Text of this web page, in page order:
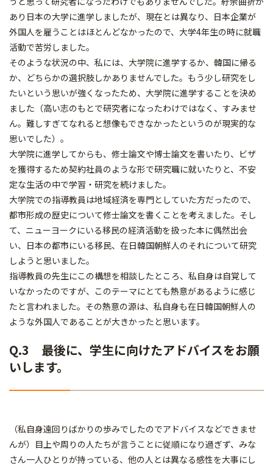
あり日本の大学に進学しましたが、現在とは異なり、日本企業が
外国人を雇うことはほとんどなかったので、大学4年生の時に就職
活動で苦労しました。
そのような状況の中、私には、大学院に進学するか、韓国に帰る
か、どちらかの選択肢しかありませんでした。もう少し研究をし
たいという思いが強くなったため、大学院に進学することを決め
ました（高い志のもとで研究者になったわけではなく、すみませ
ん。難しすぎてなれると想像もできなかったというのが現実的な
思いでした）。
大学院に進学してからも、修士論文や博士論文を書いたり、ビザ
を獲得するため契約社員のような形で研究職に就いたりと、不安
定な生活の中で学習・研究を続けました。
大学院での指導教員は地域経済を専門としていた方だったので、
都市形成の歴史について修士論文を書くことを考えました。そし
て、ニューヨークにいる移民の経済活動を扱った本に偶然出会
い、日本の都市にいる移民、在日韓国朝鮮人のそれについて研究
しようと思いました。
指導教員の先生にこの構想を相談したところ、私自身は自覚して
いなかったのですが、このテーマにとても熱意があるように感じ
たと言われました。その熱意の源は、私自身も在日韓国朝鮮人の
ような外国人であることが大きかったと思います。
Q.3 最後に、学生に向けたアドバイスをお願
いします。
（私自身遠回りばかりの歩みでしたのでアドバイスなどできませ
んが）目上や周りの人たちが言うことに従順になり過ぎず、みな
さん一人ひとりが持っている、他の人とは異なる感性を大事にし